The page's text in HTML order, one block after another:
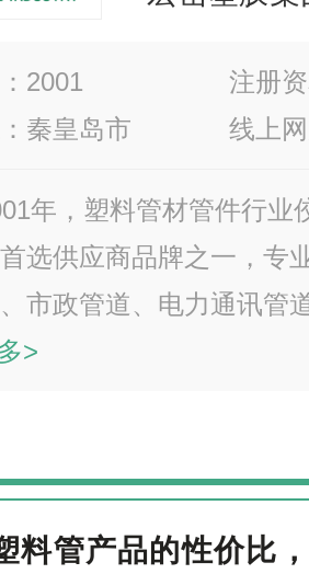
2001
注册
秦皇岛市
线上
年，塑料管材管件行业
选供应商品牌之一，专
市政管道、电力通讯管
>
料管产品的性价比